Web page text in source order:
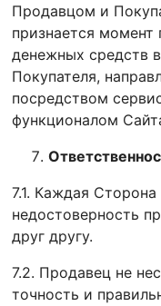
Продавцом и
признается
денежных средств
Покупателя,
посредством
функционалом
7.1. Каждая Сторона
недостоверность
друг другу.
7.2. Продавец не
точность и